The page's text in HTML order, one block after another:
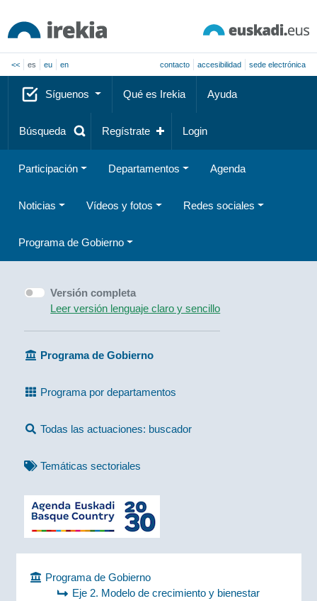
<< es eu en contacto accesibilidad sede electrónica
Síguenos Qué es Irekia Ayuda
Búsqueda Regístrate Login
Participación Departamentos Agenda
Noticias Vídeos y fotos Redes sociales
Programa de Gobierno
Versión completa
Leer versión lenguaje claro y sencillo
Programa de Gobierno
Programa por departamentos
Todas las actuaciones: buscador
Temáticas sectoriales
Programa de Gobierno
Eje 2. Modelo de crecimiento y bienestar